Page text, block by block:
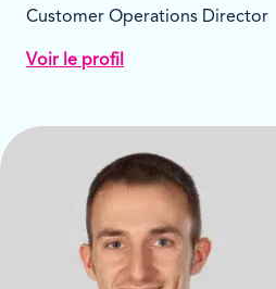
Customer Operations Director
Voir le profil